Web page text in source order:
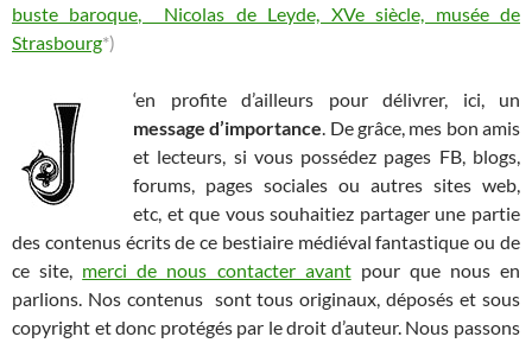
buste baroque, Nicolas de Leyde, XVe siècle, musée de
Strasbourg*)
‘en profite d’ailleurs pour délivrer, ici, un
message d’importance. De grâce, mes bon amis
et lecteurs, si vous possédez pages FB, blogs,
forums, pages sociales ou autres sites web,
etc, et que vous souhaitiez partager une partie
des contenus écrits de ce bestiaire médiéval fantastique ou de
ce site, merci de nous contacter avantpour que nous en
parlions. Nos contenus sont tous originaux, déposés et sous
copyright et donc protégés par le droit d’auteur. Nous passons